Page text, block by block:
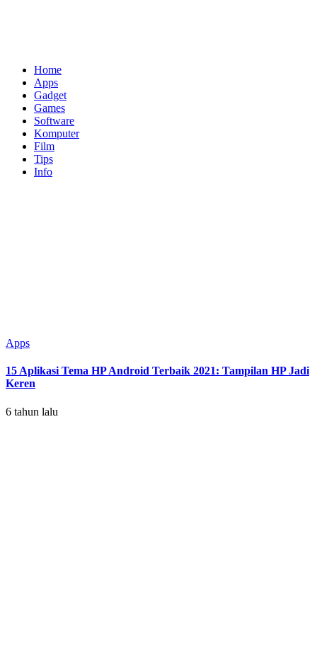
Home
Apps
Gadget
Games
Software
Komputer
Film
Tips
Info
Apps
15 Aplikasi Tema HP Android Terbaik 2021: Tampilan HP Jadi
Keren
6 tahun lalu